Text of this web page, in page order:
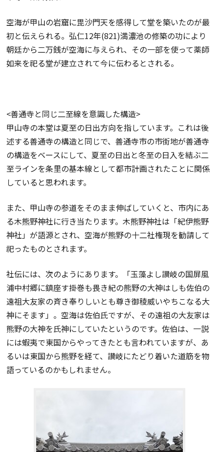
空海が甲山の岩窟に毘沙門天を感得して堂を築いたのが最
初と伝えられる。弘仁12年(821)満濃池の修築の功により
朝廷から二万銭が空海に与えられ、その一部を使って薬師
如来を祀る堂が建立されて今に伝わるとされる。
<善通寺と同じ二至線を意識した構造>
甲山寺の本堂は夏至の日出方向を指しています。これは後
述する善通寺の構造と同じで、善通寺市の市街地が善通寺
の構造をベースにして、夏至の日出と冬至の日入を結ぶ二
至ラインを条里の基本線として都市計画されたことに関係
していると思われます。
また、甲山寺の参道をそのまま伸ばしていくと、市内にあ
る木熊野神社に行き当たります。木熊野神社は「紀伊熊野
神社」が語源とされ、空海が熊野の十二社権現を勧請して
祀ったものとされます。
社伝には、次のようにあります。「玉藻よし讃岐の国屏風
浦中村郷に鎮座す掛巻も畏き紀の熊野の大神はしも佐伯の
遠祖大友家の斉き奉りしいとも尊き御稜威いやちこなる大
神にそます」。空海は佐伯氏ですが、その遠祖の大友家は
熊野の大神を氏神にしていたというのです。佐伯は、一説
には蝦夷で東国からやってきたとも言われていますが、あ
るいは東国から熊野を経て、讃岐にたどり着いた道筋を物
語っているのかもしれません。